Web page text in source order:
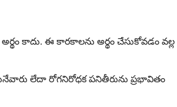
కాదు. ఈ కారకాలను అర్థం చేసుకోవడం వల్ల
లేదా రోగనిరోధక పనితీరును ప్రభావితం